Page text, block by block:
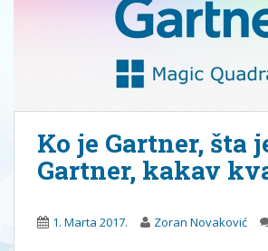
Ko je Gartner, šta
Gartner, kakav
1. Marta 2017. Zoran Novaković